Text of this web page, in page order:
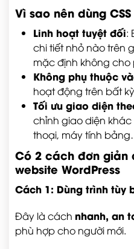
Vì sao nên dùng
Linh hoạt tuyệt đối:
chi tiết nhỏ nào trên
mặc định không cho
Không phụ thuộc
hoạt động trên bất
Tối ưu giao diện
chỉnh giao diện
thoại, máy tính
Có 2 cách đơn giản
website WordPress
Cách 1: Dùng trình tùy
Đây là cách nhanh, an
phù hợp cho người mới.